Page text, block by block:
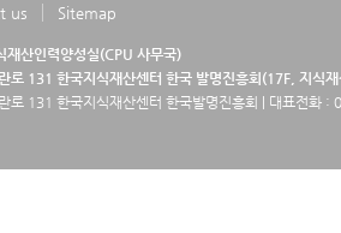
us Sitemap
산인력양성실(CPU 사무국)
로 131 한국지식재산센터 한국 발명진흥회(17F, 지식
로 131 한국지식재산센터 한국발명진흥회 | 대표전화